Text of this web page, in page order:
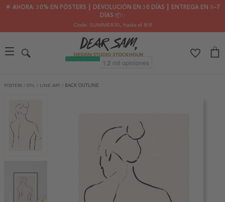
🌟 AHORA: 30% EN PÓSTERS ┃ DEVOLUCIÓN EN 30 DÍAS ┃ ENTREGA EN 2–7
DÍAS 📦✨
Code: SUMMER30, hasta el 8/8
PÓSTERS / STIL / LINE ART / BACK OUTLINE